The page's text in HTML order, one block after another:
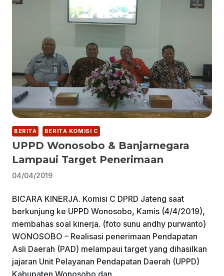
BERITA BERITA KOMISI C
UPPD Wonosobo & Banjarnegara
Lampaui Target Penerimaan
04/04/2019
BICARA KINERJA. Komisi C DPRD Jateng saat
berkunjung ke UPPD Wonosobo, Kamis (4/4/2019),
membahas soal kinerja. (foto sunu andhy purwanto)
WONOSOBO – Realisasi penerimaan Pendapatan
Asli Daerah (PAD) melampaui target yang dihasilkan
jajaran Unit Pelayanan Pendapatan Daerah (UPPD)